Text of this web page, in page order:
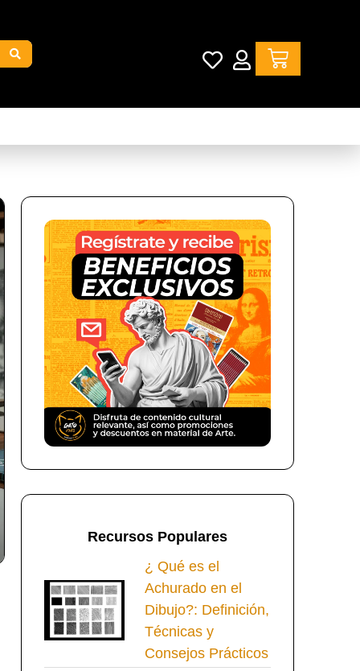
Recursos Populares
¿ Qué es el
Achurado en el
Dibujo?: Definición,
Técnicas y
Consejos Prácticos